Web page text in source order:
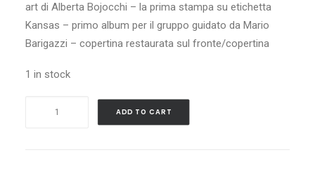
art di Alberta Bojocchi – la prima stampa su etichetta
Kansas – primo album per il gruppo guidato da Mario
Barigazzi – copertina restaurata sul fronte/copertina
1 in stock
ADD TO CART